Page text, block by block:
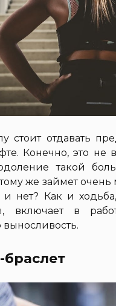
стоит отдавать
Конечно, это не
такой
же займет
нет? Как и
включает в